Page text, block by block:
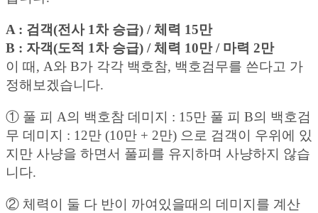
A : 검객(전사 1차 승급) / 체력 15만
B : 자객(도적 1차 승급) / 체력 10만 / 마력 2만
이 때, A와 B가 각각 백호참, 백호검무를 쓴다고 가
정해보겠습니다.
① 풀 피 A의 백호참 데미지 : 15만 풀 피 B의 백호검
무 데미지 : 12만 (10만 + 2만) 으로 검객이 우위에 있
지만 사냥을 하면서 풀피를 유지하며 사냥하지 않습
니다.
② 체력이 둘 다 반이 까여있을때의 데미지를 계산